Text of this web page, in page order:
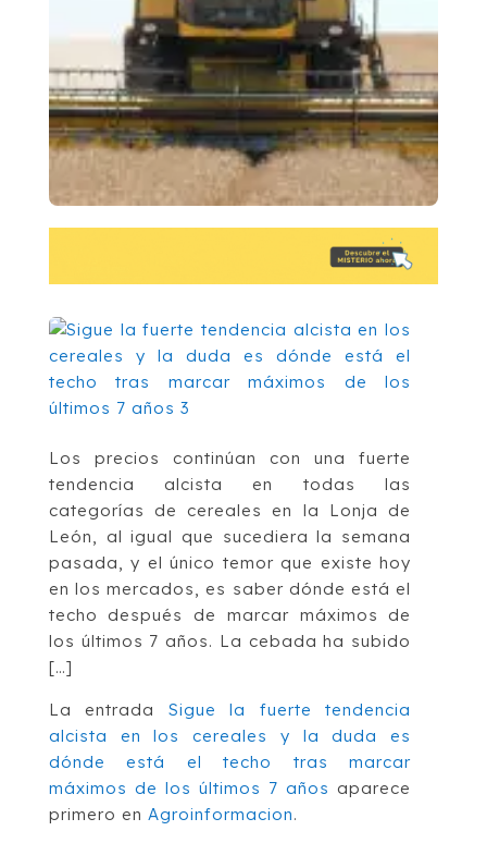
Los precios continúan con una fuerte
tendencia alcista en todas las
categorías de cereales en la Lonja de
León, al igual que sucediera la semana
pasada, y el único temor que existe hoy
en los mercados, es saber dónde está el
techo después de marcar máximos de
los últimos 7 años. La cebada ha subido
[…]
La entrada Sigue la fuerte tendencia
alcista en los cereales y la duda es
dónde está el techo tras marcar
máximos de los últimos 7 años aparece
primero en Agroinformacion.